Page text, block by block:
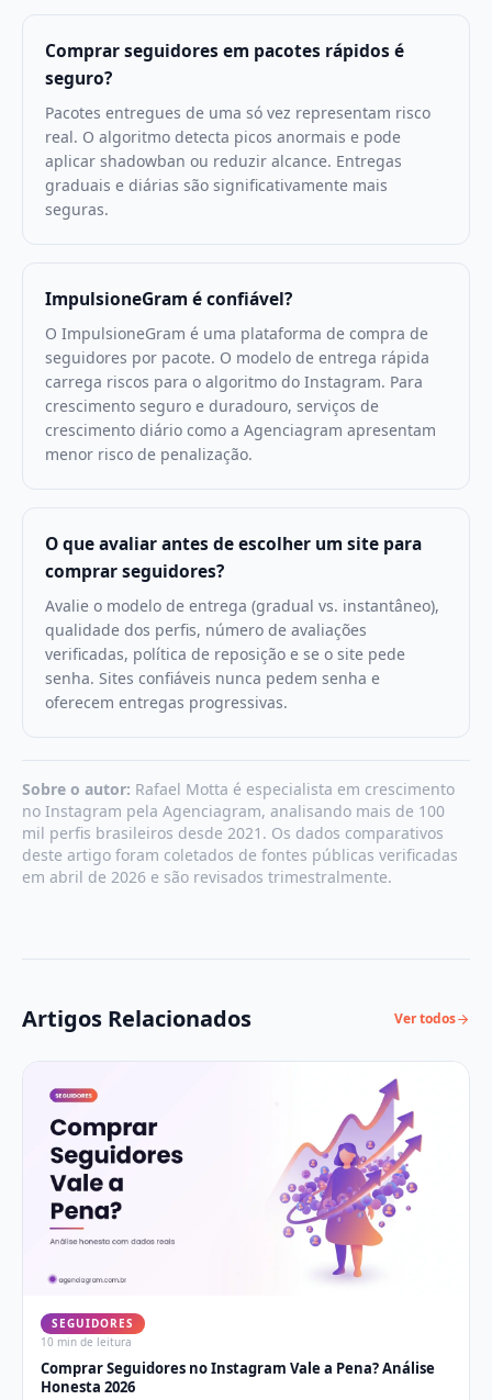
Comprar seguidores em pacotes rápidos é
seguro?
Pacotes entregues de uma só vez representam risco
real. O algoritmo detecta picos anormais e pode
aplicar shadowban ou reduzir alcance. Entregas
graduais e diárias são significativamente mais
seguras.
ImpulsioneGram é confiável?
O ImpulsioneGram é uma plataforma de compra de
seguidores por pacote. O modelo de entrega rápida
carrega riscos para o algoritmo do Instagram. Para
crescimento seguro e duradouro, serviços de
crescimento diário como a Agenciagram apresentam
menor risco de penalização.
O que avaliar antes de escolher um site para
comprar seguidores?
Avalie o modelo de entrega (gradual vs. instantâneo),
qualidade dos perfis, número de avaliações
verificadas, política de reposição e se o site pede
senha. Sites confiáveis nunca pedem senha e
oferecem entregas progressivas.
Sobre o autor: Rafael Motta é especialista em crescimento
no Instagram pela Agenciagram, analisando mais de 100
mil perfis brasileiros desde 2021. Os dados comparativos
deste artigo foram coletados de fontes públicas verificadas
em abril de 2026 e são revisados trimestralmente.
Artigos Relacionados Ver todos
SEGUIDORES
10 min de leitura
Comprar Seguidores no Instagram Vale a Pena? Análise
Honesta 2026